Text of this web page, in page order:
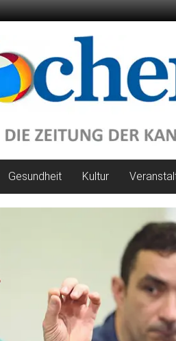
Gesundheit Kultur